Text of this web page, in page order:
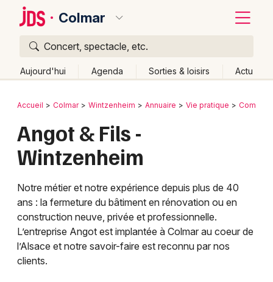
Colmar
Concert, spectacle, etc.
Aujourd'hui Agenda Sorties & loisirs Actu
Publier un événement
Grands événements
Activité & Expérience
Manifestations
Foires & salons
Bordeaux
Colmar
Lyon
Marseille
Mulhouse
Retour
Accueil Colmar Wintzenheim Annuaire Vie pratique
Angot & Fils -
Wintzenheim
Notre métier et notre expérience depuis plus de 40
ans : la fermeture du bâtiment en rénovation ou en
construction neuve, privée et professionnelle.
L’entreprise Angot est implantée à Colmar au coeur de
l’Alsace et notre savoir-faire est reconnu par nos
clients.
Quoi ?
Où ?
Près de moi
Changer de lieu
Quand ?
Aujourd'hui
Demain Ce week-end Autre